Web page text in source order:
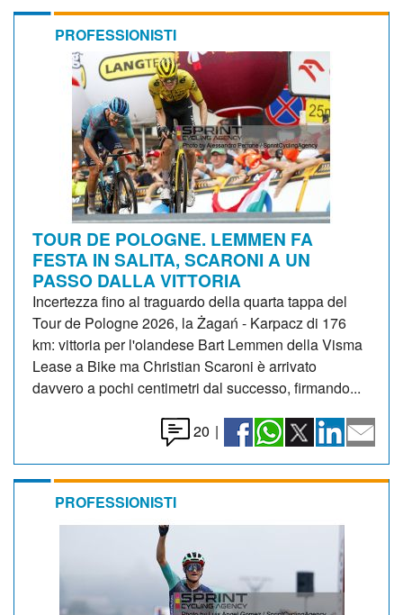
PROFESSIONISTI
TOUR DE POLOGNE. LEMMEN FA
FESTA IN SALITA, SCARONI A UN
PASSO DALLA VITTORIA
Incertezza fino al traguardo della quarta tappa del
Tour de Pologne 2026, la Żagań - Karpacz di 176
km: vittoria per l'olandese Bart Lemmen della Visma
Lease a Bike ma Christian Scaroni è arrivato
davvero a pochi centimetri dal successo, firmando...
20 |
PROFESSIONISTI